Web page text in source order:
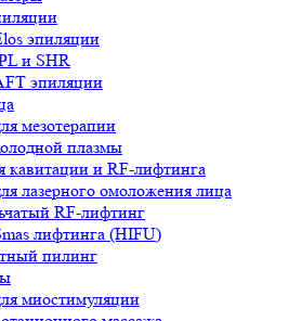
эпиляции
и SHR
эпиляции
мезотерапии
плазмы
кавитации и RF-лифтинга
лазерного омоложения лица
RF-лифтинг
лифтинга (HIFU)
пилинг
миостимуляции